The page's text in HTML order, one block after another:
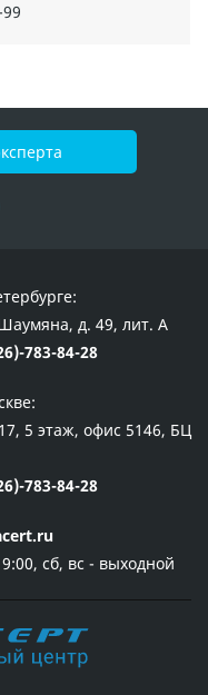
д. 49, лит. А
783-84-28
5 этаж, офис 5146, БЦ
783-84-28
сб, вс - выходной